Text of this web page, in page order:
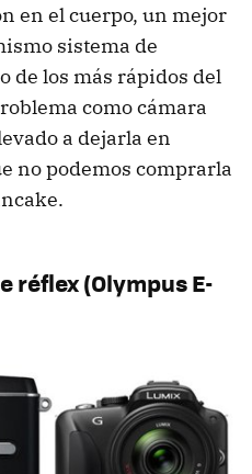
en el cuerpo, un mejor
sistema de
de los más rápidos del
como cámara
a dejarla en
no podemos comprarla
réflex (Olympus E-